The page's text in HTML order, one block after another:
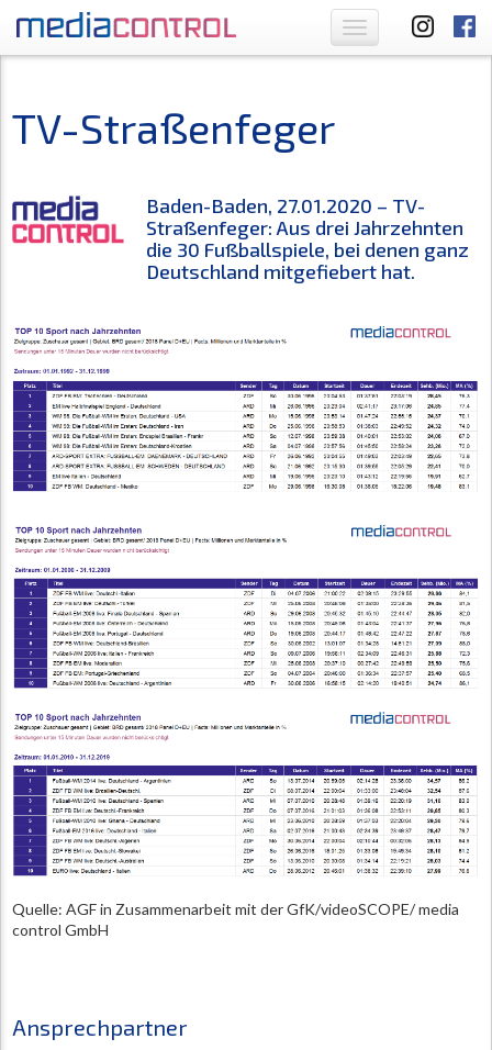
Toggle
navigation
TV-Straßenfeger
Baden-Baden, 27.01.2020 – TV-
Straßenfeger: Aus drei Jahrzehnten
die 30 Fußballspiele, bei denen ganz
Deutschland mitgefiebert hat.
Quelle: AGF in Zusammenarbeit mit der GfK/videoSCOPE/ media
control GmbH
Ansprechpartner